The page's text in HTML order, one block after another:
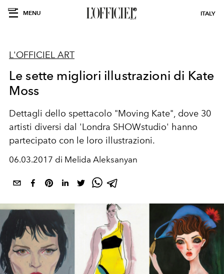
MENU ITALY
L'OFFICIEL ART
Le sette migliori illustrazioni di Kate
Moss
Dettagli dello spettacolo "Moving Kate", dove 30
artisti diversi dal 'Londra SHOWstudio' hanno
partecipato con le loro illustrazioni.
06.03.2017 di Melida Aleksanyan